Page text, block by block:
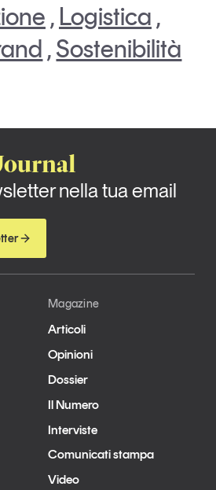
, Logistica ,
,Sostenibilità
nella tua email
Magazine
Articoli
Opinioni
Dossier
Il Numero
Interviste
Comunicati stampa
Video